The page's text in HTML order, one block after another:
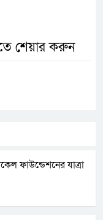
শেয়ার করুন
ফাউন্ডেশনের যাত্রা